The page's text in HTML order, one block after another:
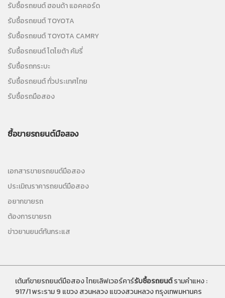
รับซื้อรถยนต์ ฮอนด้า แอคคอร์ด
รับซื้อรถยนต์ TOYOTA
รับซื้อรถยนต์ TOYOTA CAMRY
รับซื้อรถยนต์ โตโยต้า คัมรี่
รับซื้อรถกระบะ
รับซื้อรถยนต์ ทั่วประเทศไทย
รับซื้อรถมือสอง
ซื้อขายรถยนต์มือสอง
เอกสารขายรถยนต์มือสอง
ประเมิณราคารถยนต์มือสอง
อยากขายรถ
ต้องการขายรถ
ข่าวยานยนต์ทันกระแส
เต้นท์ขายรถยนต์มือสอง ไทยเลิฟเวอร์คาร์รับซื้อรถยนต์รามคำแหง :
917/1 พระราม 9 แขวง สวนหลวง แขวงสวนหลวง กรุงเทพมหานคร